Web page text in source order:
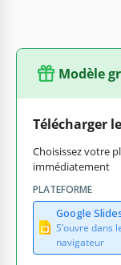
Modèle
Télécharger
Choisissez votre
immédiatement
PLATEFORME
Google
S’ouvre dans
navigateur